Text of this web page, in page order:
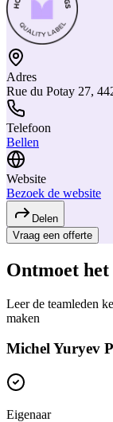
Adres
Rue du Potay 27,
Telefoon
Bellen
Website
Bezoek de website
Delen
Vraag een offerte
Ontmoet het
Leer de teamleden
maken
Michel Yuryev
Eigenaar